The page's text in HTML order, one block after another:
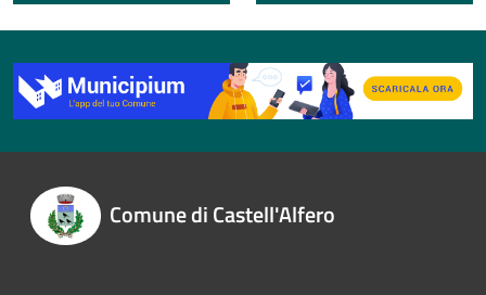
Comune di Castell'Alfero